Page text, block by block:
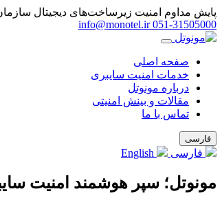
پایش مداوم امنیت زیرساخت‌های دیجیتال
info@monotel.ir 051‑31505000
صفحه اصلی
خدمات امنیت سایبری
درباره مونوتل
مقالات و بینش امنیتی
تماس با ما
فارسی
فارسی
مونوتل؛ سپر هوشمند امنیت